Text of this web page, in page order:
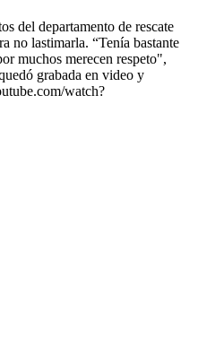
del departamento de rescate
no lastimarla. “Tenía bastante
muchos merecen respeto",
grabada en video y
watch?